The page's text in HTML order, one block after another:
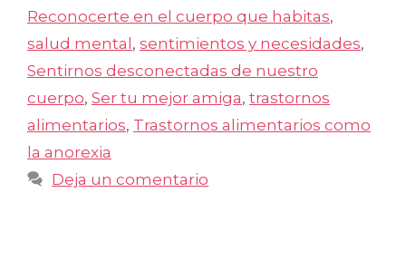
Reconocerte en el cuerpo que habitas,
salud mental , sentimientos y necesidades,
Sentirnos desconectadas de nuestro
cuerpo, Ser tu mejor amiga, trastornos
alimentarios, Trastornos alimentarios como
la anorexia
Deja un comentario